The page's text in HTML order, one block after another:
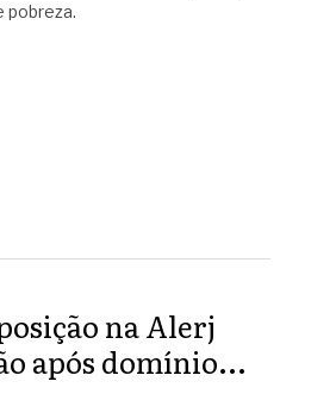
pobreza.
na Alerj
após domínio...